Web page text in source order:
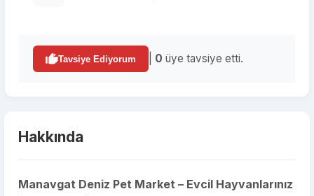
Tavsiye Ediyorum 0 üye tavsiye etti.
Hakkında
Manavgat Deniz Pet Market – Evcil Hayvanlarınız